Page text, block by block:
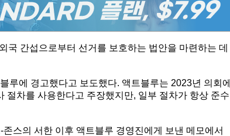
국 간섭으로부터 선거를 보호하는 법안을 마련하는 데
루에 경고했다고 보도했다. 액트블루는 2023년 의회에
절차를 사용한다고 주장했지만, 일부 절차가 항상 준수
스의 서한 이후 액트블루 경영진에게 보낸 메모에서